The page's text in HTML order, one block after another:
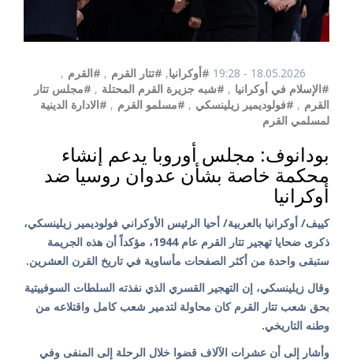
18.05.2026 - 19:28 #أوكرانيا, #تتار القرم , #القرم ,
#الإسلام في أوكرانيا , #شبه جزيرة القرم المحتلة , #مجلس تتار
القرم , #فولوديمير زيلينسكي , #مسلمو القرم , #الادارة الدينية
لمسلمي القرم
بودانوف: مجلس أوروبا يدعم إنشاء
محكمة خاصة بشأن عدوان روسيا ضد
أوكرانيا
كييف/ أوكرانيا بالعربية/ أحيا الرئيس الأوكراني فولوديمير زيلينسكي،
ذكرى ضحايا تهجير تتار القرم عام 1944، مؤكداً أن هذه الجريمة
ستبقى واحدة من أكثر الصفحات مأساوية في تاريخ القرن العشرين.
وقال زيلينسكي، إن التهجير القسري الذي نفذته السلطات السوفييتية
بحق شعب تتار القرم كان محاولة لتدمير شعب كامل واقتلاعه من
وطنه التاريخي.
وأشار إلى أن عشرات الآلاف قضوا خلال الرحلة إلى المنفى وفي